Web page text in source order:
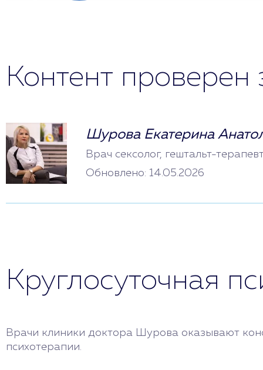
Контент проверен
Шурова Екатерина
Врач сексолог, гештальт-
Обновлено: 14.05.2026
Круглосуточная
Врачи клиники доктора Шурова оказывают
психотерапии.